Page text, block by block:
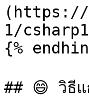
(https://
1/
{%
## 😄 วิธี